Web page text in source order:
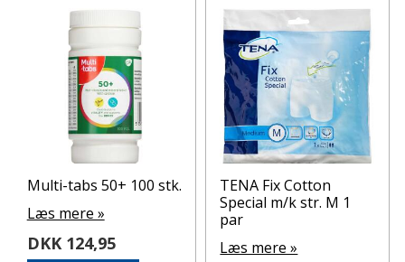
Multi-tabs 50+ 100 stk.
Læs mere »
DKK 124,95
TENA Fix Cotton
Special m/k str. M 1
par
Læs mere »